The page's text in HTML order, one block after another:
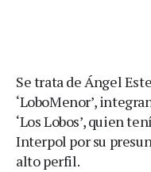
Se trata de Ángel
‘LoboMenor’,
‘Los Lobos’, quien
Interpol por su
alto perfil.